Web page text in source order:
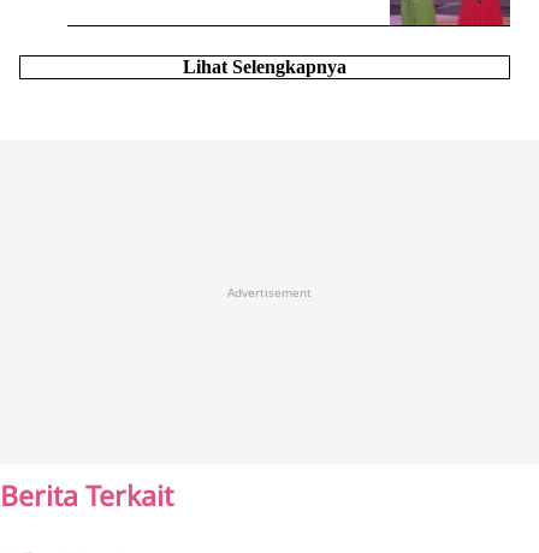
Lihat Selengkapnya
Advertisement
Berita Terkait